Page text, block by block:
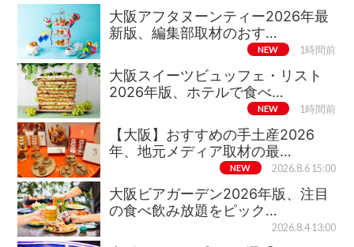
大阪アフタヌーンティー2026年最
新版、編集部取材のおす…
NEW 1時間前
大阪スイーツビュッフェ・リスト
2026年版、ホテルで食べ…
NEW 1時間前
【大阪】おすすめの手土産2026
年、地元メディア取材の最…
NEW 2026.8.6 15:00
大阪ビアガーデン2026年版、注目
の食べ飲み放題をピック…
2026.8.4 13:00